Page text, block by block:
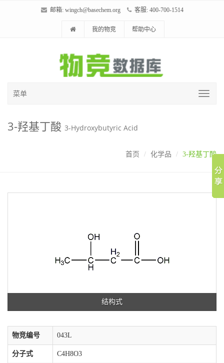
邮箱: wingch@basechem.org 客服: 400-700-1514
我的物竞 帮助中心
菜单
3-羟基丁酸 3-Hydroxybutyric Acid
首页 化学品 3-羟基丁酸
结构式
物竞编号 043L
分子式 C4H8O3